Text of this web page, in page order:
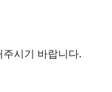
시기 바랍니다.